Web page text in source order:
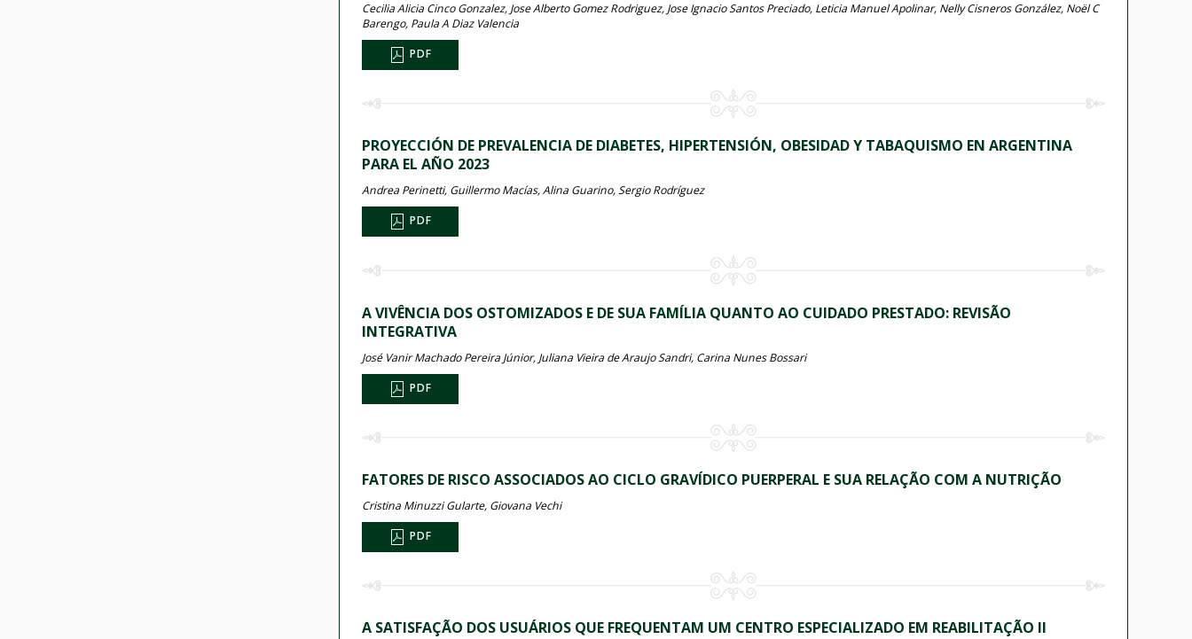
Cecilia Alicia Cinco Gonzalez, Jose Alberto Gomez Rodriguez, Jose Ignacio Santos Preciado, Leticia Manuel Apolinar, Nelly Cisneros González, Noël C
Barengo, Paula A Diaz Valencia
PDF
PROYECCIÓN DE PREVALENCIA DE DIABETES, HIPERTENSIÓN, OBESIDAD Y TABAQUISMO EN ARGENTINA
PARA EL AÑO 2023
Andrea Perinetti, Guillermo Macías, Alina Guarino, Sergio Rodríguez
PDF
A VIVÊNCIA DOS OSTOMIZADOS E DE SUA FAMÍLIA QUANTO AO CUIDADO PRESTADO: REVISÃO
INTEGRATIVA
José Vanir Machado Pereira Júnior, Juliana Vieira de Araujo Sandri, Carina Nunes Bossari
PDF
FATORES DE RISCO ASSOCIADOS AO CICLO GRAVÍDICO PUERPERAL E SUA RELAÇÃO COM A NUTRIÇÃO
Cristina Minuzzi Gularte, Giovana Vechi
PDF
A SATISFAÇÃO DOS USUÁRIOS QUE FREQUENTAM UM CENTRO ESPECIALIZADO EM REABILITAÇÃO II